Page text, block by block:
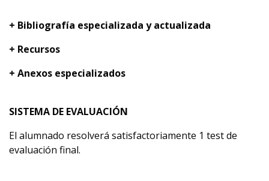
+ Bibliografía especializada y actualizada
+ Recursos
+ Anexos especializados
SISTEMA DE EVALUACIÓN
El alumnado resolverá satisfactoriamente 1 test de
evaluación final.